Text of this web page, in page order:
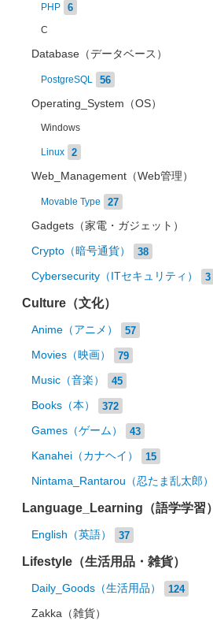
PHP 6
C
Database（データベース）
PostgreSQL 56
Operating_System（OS）
Windows
Linux 2
Web_Management（Web管理）
Movable Type 27
Gadgets（家電・ガジェット）
Crypto（暗号通貨） 38
Cybersecurity（ITセキュリティ） 3
Culture（文化）
Anime（アニメ） 57
Movies（映画） 79
Music（音楽） 45
Books（本） 372
Games（ゲーム） 43
Kanahei（カナヘイ） 15
Nintama_Rantarou（忍たま乱太郎）
Language_Learning（語学学習）
English（英語） 37
Lifestyle（生活用品・雑貨）
Daily_Goods（生活用品） 124
Zakka（雑貨）